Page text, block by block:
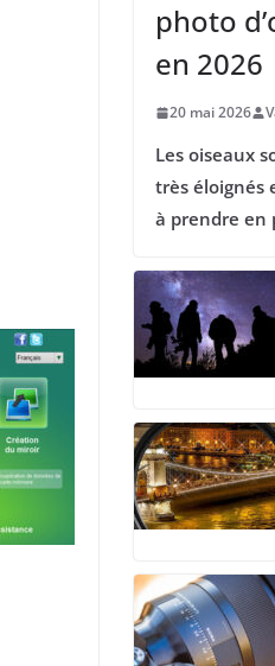
photo
en 2026
20 mai 2026
Les oiseaux
très éloignés
à prendre en